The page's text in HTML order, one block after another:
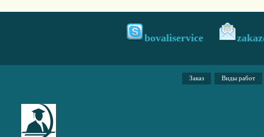
bovaliservice
Заказ Виды работ